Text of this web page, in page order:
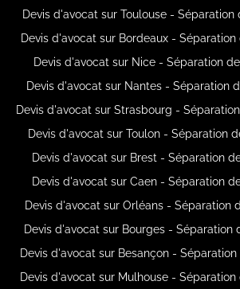
Devis d'avocat sur Toulouse -
Devis d'avocat sur Bordeaux -
Devis d'avocat sur Nice - Séparation
Devis d'avocat sur Nantes - Séparation
Devis d'avocat sur Strasbourg -
Devis d'avocat sur Toulon - Séparation
Devis d'avocat sur Brest - Séparation
Devis d'avocat sur Caen - Séparation
Devis d'avocat sur Orléans - Séparation
Devis d'avocat sur Bourges -
Devis d'avocat sur Besançon -
Devis d'avocat sur Mulhouse -